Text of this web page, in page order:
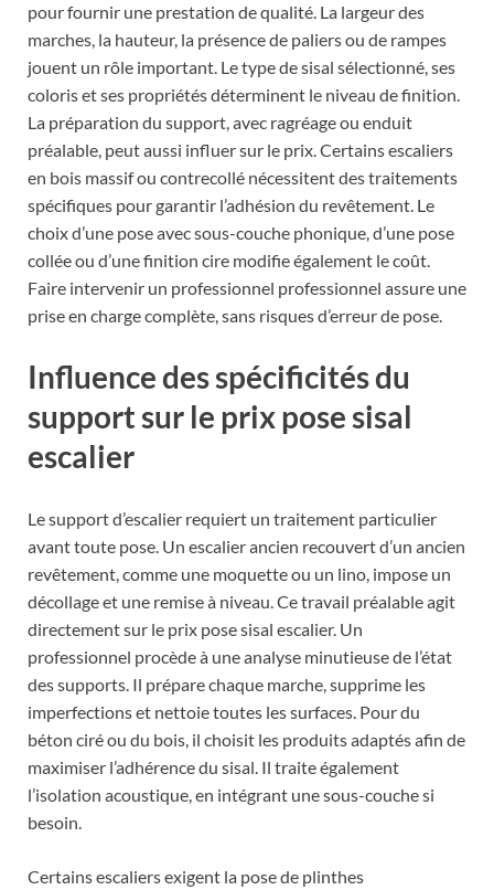
pour fournir une prestation de qualité. La largeur des
marches, la hauteur, la présence de paliers ou de rampes
jouent un rôle important. Le type de sisal sélectionné, ses
coloris et ses propriétés déterminent le niveau de finition.
La préparation du support, avec ragréage ou enduit
préalable, peut aussi influer sur le prix. Certains escaliers
en bois massif ou contrecollé nécessitent des traitements
spécifiques pour garantir l’adhésion du revêtement. Le
choix d’une pose avec sous-couche phonique, d’une pose
collée ou d’une finition cire modifie également le coût.
Faire intervenir un professionnel professionnel assure une
prise en charge complète, sans risques d’erreur de pose.
Influence des spécificités du
support sur le prix pose sisal
escalier
Le support d’escalier requiert un traitement particulier
avant toute pose. Un escalier ancien recouvert d’un ancien
revêtement, comme une moquette ou un lino, impose un
décollage et une remise à niveau. Ce travail préalable agit
directement sur le prix pose sisal escalier. Un
professionnel procède à une analyse minutieuse de l’état
des supports. Il prépare chaque marche, supprime les
imperfections et nettoie toutes les surfaces. Pour du
béton ciré ou du bois, il choisit les produits adaptés afin de
maximiser l’adhérence du sisal. Il traite également
l’isolation acoustique, en intégrant une sous-couche si
besoin.
Certains escaliers exigent la pose de plinthes